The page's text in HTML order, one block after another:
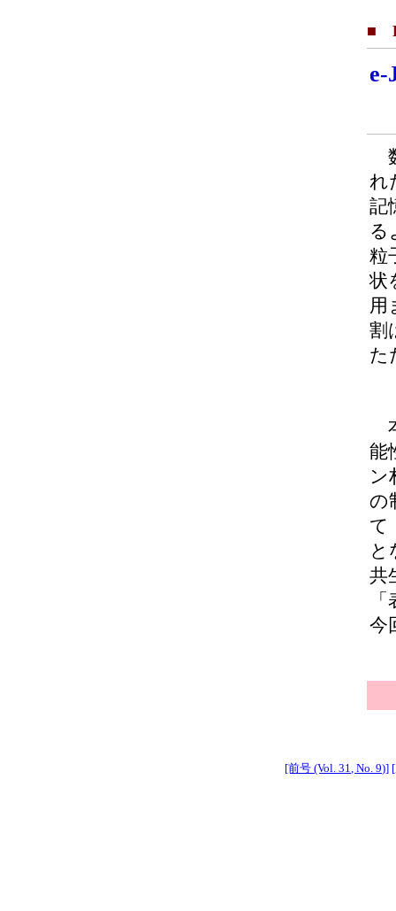
■
れ
記
る
粒
状
用
割
た
能
ン
の
て
と
共
今
[前号 (Vol. 31, No. 9)]